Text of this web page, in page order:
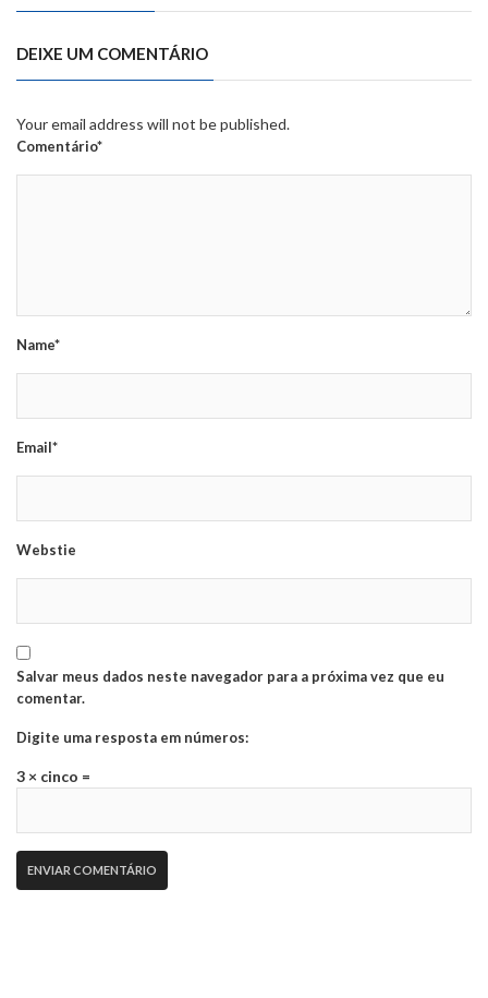
DEIXE UM COMENTÁRIO
Your email address will not be published.
Comentário*
Name*
Email*
Webstie
Salvar meus dados neste navegador para a próxima vez que eu
comentar.
Digite uma resposta em números:
3 × cinco =